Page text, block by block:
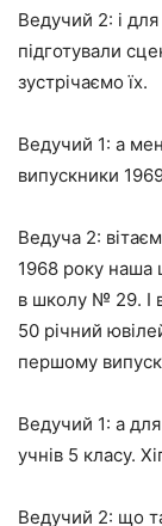
Ведучий 2: і для
підготували
зустрічаємо їх.
Ведучий 1: а
випускники
Ведуча 2:
1968 року наша
в школу № 29. І
50 річний
першому
Ведучий 1: а для
учнів 5 класу.
Ведучий 2: що